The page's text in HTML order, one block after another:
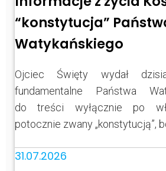
“konstytucja”
Watykańskiego
Ojciec Święty wydał
fundamentalne Państwa
do treści wyłącznie po
potocznie zwany „konstytucją”,
31.07.2026